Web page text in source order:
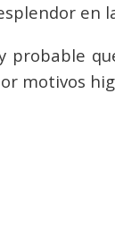
en
probable
motivos